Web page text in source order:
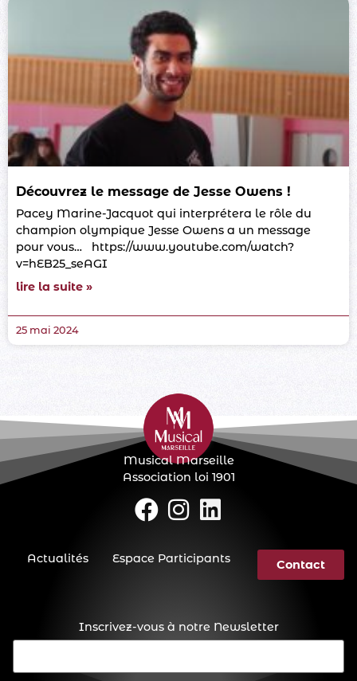
Découvrez le message de Jesse Owens !
Pacey Marine-Jacquot qui interprétera le rôle du
champion olympique Jesse Owens a un message
pour vous… https://www.youtube.com/watch?
v=hEB25_seAGI
lire la suite »
25 mai 2024
Inscrivez-vous à notre Newsletter
E-
Musical Marseille
Association loi 1901
Actualités Espace Participants Contact